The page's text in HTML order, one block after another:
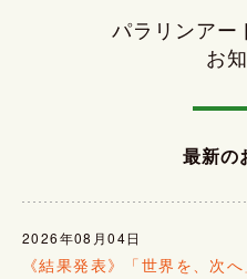
パラリンアー
お
最新の
2026年08月04日
《結果発表》「世界を、次